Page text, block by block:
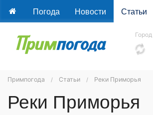
Погода Новости Статьи
Город
Примпогода Статьи Реки Приморья
Реки Приморья